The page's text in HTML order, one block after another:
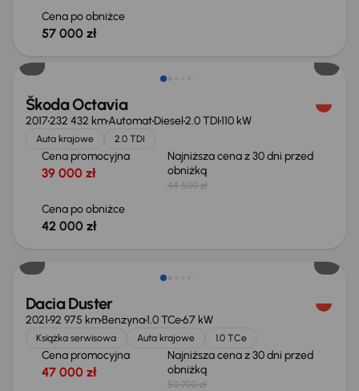
Cena po obniżce
57 000 zł
Taniej o 2 500 zł
Škoda Octavia
2017232 432 kmAutomatDiesel2.0 TDI110 kW
Auta krajowe 2.0 TDI
Cena promocyjna
39 000 zł
Najniższa cena z 30 dni przed
obniżką
44 500 zł
Cena po obniżce
42 000 zł
Dacia Duster
202192 975 kmBenzyna1.0 TCe67 kW
Książka serwisowa Auta krajowe 1.0 TCe
Cena promocyjna
47 000 zł
Najniższa cena z 30 dni przed
obniżką
50 700 zł